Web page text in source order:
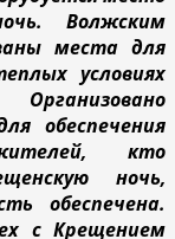
Волжским
места для
условиях
обеспечения
кто
ночь,
обеспечена.
с Крещением